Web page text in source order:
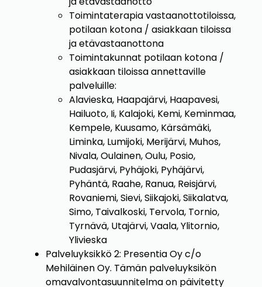
Toimintaterapia vastaanottotiloissa,
potilaan kotona / asiakkaan tiloissa
ja etävastaanottona
Toimintakunnat potilaan kotona /
asiakkaan tiloissa annettaville
palveluille:
Alavieska, Haapajärvi, Haapavesi,
Hailuoto, Ii, Kalajoki, Kemi, Keminmaa,
Kempele, Kuusamo, Kärsämäki,
Liminka, Lumijoki, Merijärvi, Muhos,
Nivala, Oulainen, Oulu, Posio,
Pudasjärvi, Pyhäjoki, Pyhäjärvi,
Pyhäntä, Raahe, Ranua, Reisjärvi,
Rovaniemi, Sievi, Siikajoki, Siikalatva,
Simo, Taivalkoski, Tervola, Tornio,
Tyrnävä, Utajärvi, Vaala, Ylitornio,
Ylivieska
Palveluyksikkö 2: Presentia Oy c/o
Mehiläinen Oy. Tämän palveluyksikön
omavalvontasuunnitelma on päivitetty